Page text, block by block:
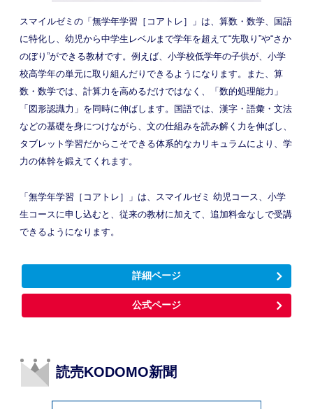
スマイルゼミの「無学年学習［コアトレ］」は、算数・数学、国語
に特化し、幼児から中学生レベルまで学年を超えて“先取り”や“さか
のぼり”ができる教材です。例えば、小学校低学年の子供が、小学
校高学年の単元に取り組んだりできるようになります。また、算
数・数学では、計算力を高めるだけではなく、「数的処理能力」
「図形認識力」を同時に伸ばします。国語では、漢字・語彙・文法
などの基礎を身につけながら、文の仕組みを読み解く力を伸ばし、
タブレット学習だからこそできる体系的なカリキュラムにより、学
力の体幹を鍛えてくれます。
「無学年学習［コアトレ］」は、スマイルゼミ 幼児コース、小学
生コースに申し込むと、従来の教材に加えて、追加料金なしで受講
できるようになります。
詳細ページ
公式ページ
読売KODOMO新聞